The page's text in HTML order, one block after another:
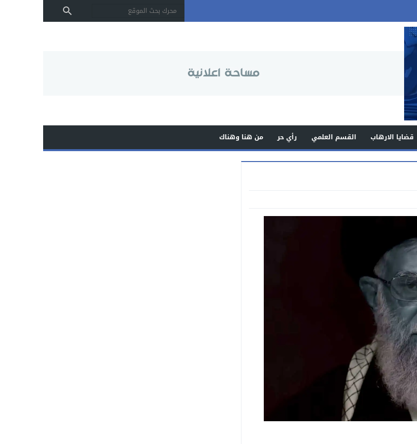
قضايا الارهاب القسم العلمي رأي حر من هنا وهناك